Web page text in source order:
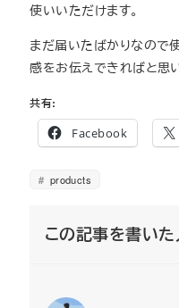
使いいただけます。
まだ届いたばかりなので
感をお伝えできればと思
共有:
Facebook
products
この記事を書い